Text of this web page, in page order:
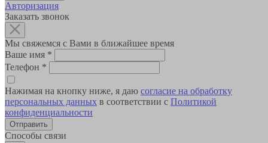
Авторизация
Заказать звонок
Мы свяжемся с Вами в ближайшее время
Ваше имя *
Телефон *
Нажимая на кнопку ниже, я даю согласие на обработку
персональных данных в соответствии с Политикой
конфиденциальности
Способы связи